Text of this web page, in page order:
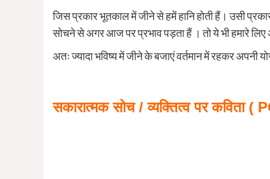
जिस प्रकार भूतकाल में जीने से हमें हानि होती हैं। उसी प्रकार
सोचने से अगर आज पर प्रभाव पड़ता हैं । तो ये भी हमारे
अतः ज्यादा भविष्य में जीने के बजाएं वर्तमान में रहकर
सकारात्मक सोच / व्यक्तित्व पर